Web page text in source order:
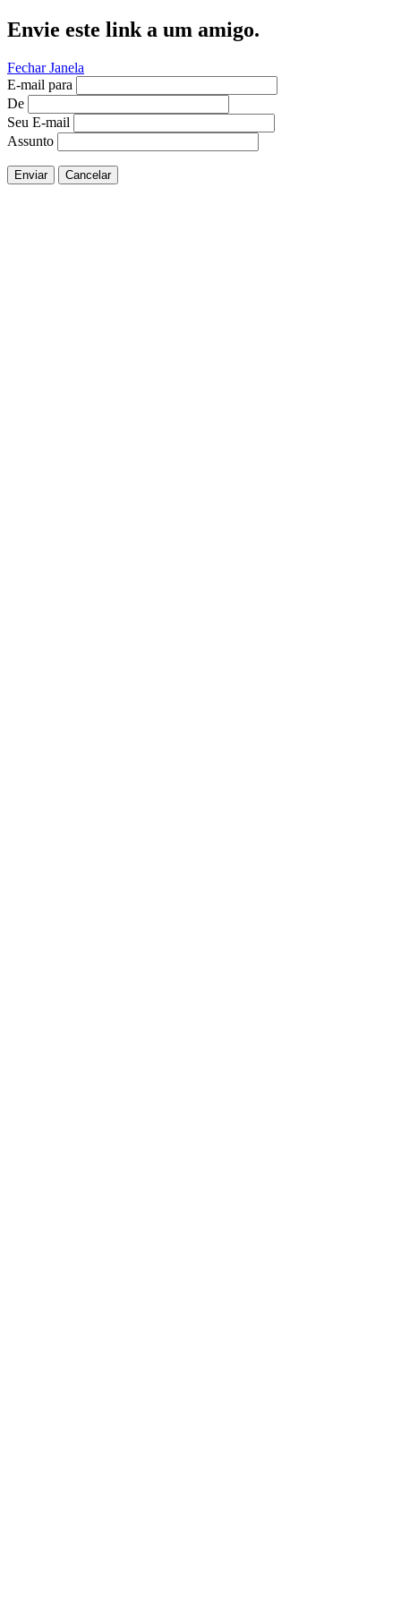
Envie este link a um amigo.
Fechar Janela
E-mail para
De
Seu E-mail
Assunto
Enviar Cancelar